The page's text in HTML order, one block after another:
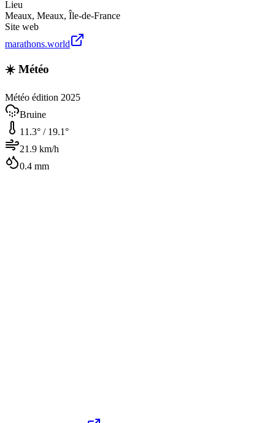
Lieu
Meaux, Meaux, Île-de-France
Site web
marathons.world
☀️ Météo
Météo édition 2025
Bruine
11.3° / 19.1°
21.9 km/h
0.4 mm